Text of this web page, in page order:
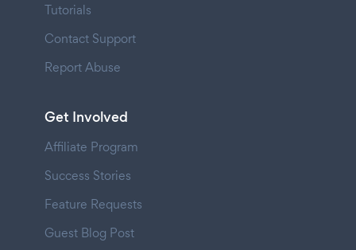
Tutorials
Contact Support
Report Abuse
Get Involved
Affiliate Program
Success Stories
Feature Requests
Guest Blog Post